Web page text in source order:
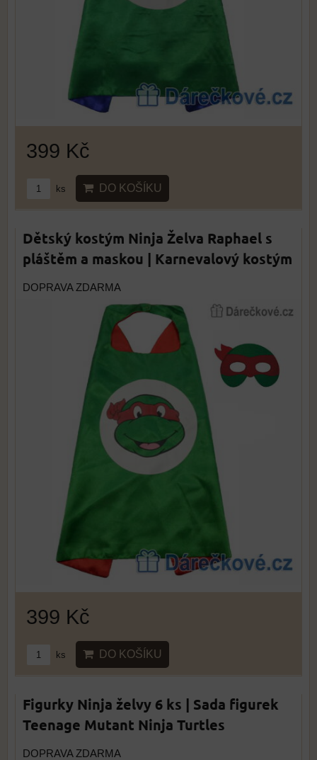
399 Kč
ks DO KOŠÍKU
Dětský kostým Ninja Želva Raphael s
pláštěm a maskou | Karnevalový kostým
DOPRAVA ZDARMA
399 Kč
ks DO KOŠÍKU
Figurky Ninja želvy 6 ks | Sada figurek
Teenage Mutant Ninja Turtles
DOPRAVA ZDARMA